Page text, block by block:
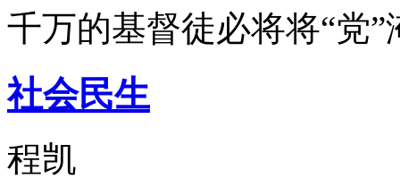
千万的基督徒必将将“党”
社会民生
程凯